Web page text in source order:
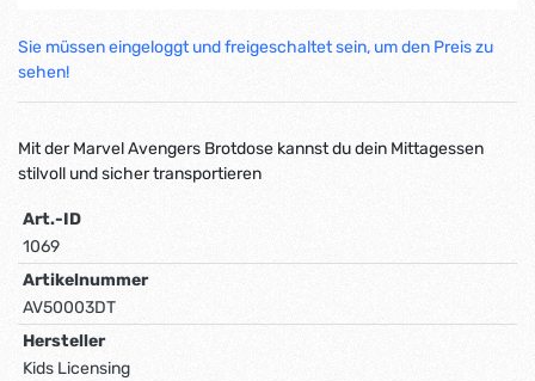
Sie müssen eingeloggt und freigeschaltet sein, um den Preis zu
sehen!
Mit der Marvel Avengers Brotdose kannst du dein Mittagessen
stilvoll und sicher transportieren
Art.-ID
1069
Artikelnummer
AV50003DT
Hersteller
Kids Licensing